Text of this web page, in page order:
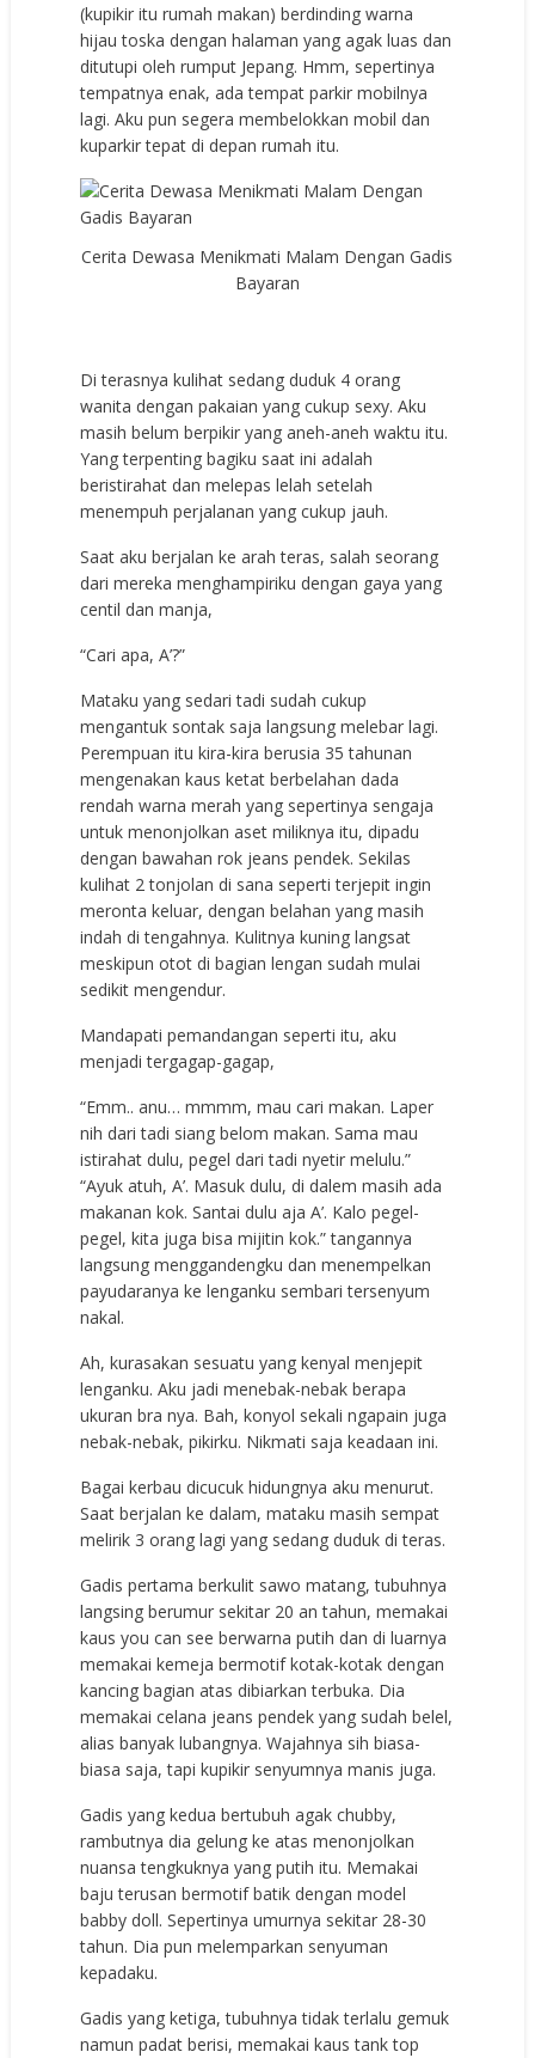
(kupikir itu rumah makan) berdinding warna
hijau toska dengan halaman yang agak luas dan
ditutupi oleh rumput Jepang. Hmm, sepertinya
tempatnya enak, ada tempat parkir mobilnya
lagi. Aku pun segera membelokkan mobil dan
kuparkir tepat di depan rumah itu.
Cerita Dewasa Menikmati Malam Dengan Gadis
Bayaran
Di terasnya kulihat sedang duduk 4 orang
wanita dengan pakaian yang cukup sexy. Aku
masih belum berpikir yang aneh-aneh waktu itu.
Yang terpenting bagiku saat ini adalah
beristirahat dan melepas lelah setelah
menempuh perjalanan yang cukup jauh.
Saat aku berjalan ke arah teras, salah seorang
dari mereka menghampiriku dengan gaya yang
centil dan manja,
“Cari apa, A’?”
Mataku yang sedari tadi sudah cukup
mengantuk sontak saja langsung melebar lagi.
Perempuan itu kira-kira berusia 35 tahunan
mengenakan kaus ketat berbelahan dada
rendah warna merah yang sepertinya sengaja
untuk menonjolkan aset miliknya itu, dipadu
dengan bawahan rok jeans pendek. Sekilas
kulihat 2 tonjolan di sana seperti terjepit ingin
meronta keluar, dengan belahan yang masih
indah di tengahnya. Kulitnya kuning langsat
meskipun otot di bagian lengan sudah mulai
sedikit mengendur.
Mandapati pemandangan seperti itu, aku
menjadi tergagap-gagap,
“Emm.. anu… mmmm, mau cari makan. Laper
nih dari tadi siang belom makan. Sama mau
istirahat dulu, pegel dari tadi nyetir melulu.”
“Ayuk atuh, A’. Masuk dulu, di dalem masih ada
makanan kok. Santai dulu aja A’. Kalo pegel-
pegel, kita juga bisa mijitin kok.” tangannya
langsung menggandengku dan menempelkan
payudaranya ke lenganku sembari tersenyum
nakal.
Ah, kurasakan sesuatu yang kenyal menjepit
lenganku. Aku jadi menebak-nebak berapa
ukuran bra nya. Bah, konyol sekali ngapain juga
nebak-nebak, pikirku. Nikmati saja keadaan ini.
Bagai kerbau dicucuk hidungnya aku menurut.
Saat berjalan ke dalam, mataku masih sempat
melirik 3 orang lagi yang sedang duduk di teras.
Gadis pertama berkulit sawo matang, tubuhnya
langsing berumur sekitar 20 an tahun, memakai
kaus you can see berwarna putih dan di luarnya
memakai kemeja bermotif kotak-kotak dengan
kancing bagian atas dibiarkan terbuka. Dia
memakai celana jeans pendek yang sudah belel,
alias banyak lubangnya. Wajahnya sih biasa-
biasa saja, tapi kupikir senyumnya manis juga.
Gadis yang kedua bertubuh agak chubby,
rambutnya dia gelung ke atas menonjolkan
nuansa tengkuknya yang putih itu. Memakai
baju terusan bermotif batik dengan model
babby doll. Sepertinya umurnya sekitar 28-30
tahun. Dia pun melemparkan senyuman
kepadaku.
Gadis yang ketiga, tubuhnya tidak terlalu gemuk
namun padat berisi, memakai kaus tank top